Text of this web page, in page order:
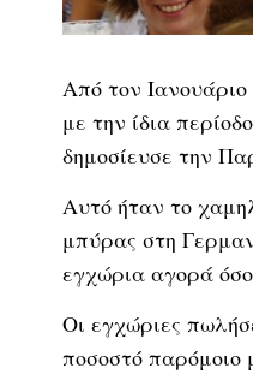
Από τον
με την ίδια
δημοσίευσε την
Αυτό ήταν το
μπύρας στη
εγχώρια αγορά
Οι εγχώριες
ποσοστό παρόμοιο